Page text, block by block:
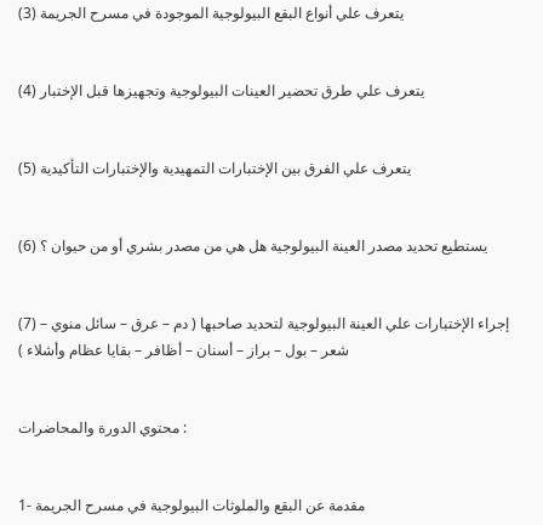
(3) يتعرف علي أنواع البقع البيولوجية الموجودة في مسرح الجريمة
(4) يتعرف علي طرق تحضير العينات البيولوجية وتجهيزها قبل الإختبار
(5) يتعرف علي الفرق بين الإختبارات التمهيدية والإختبارات التأكيدية
(6) يستطيع تحديد مصدر العينة البيولوجية هل هي من مصدر بشري أو من حيوان ؟
(7) إجراء الإختبارات علي العينة البيولوجية لتحديد صاحبها ( دم – عرق – سائل منوي –
شعر – بول – براز – أسنان – أظافر – بقايا عظام وأشلاء )
محتوي الدورة والمحاضرات :
1- مقدمة عن البقع والملوثات البيولوجية في مسرح الجريمة